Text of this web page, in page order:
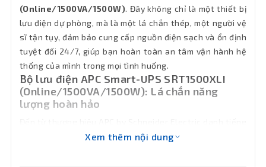
(Online/1500VA/1500W). Đây không chỉ là một thiết bị
lưu điện dự phòng, mà là một lá chắn thép, một người vệ
sĩ tận tụy, đảm bảo cung cấp nguồn điện sạch và ổn định
tuyệt đối 24/7, giúp bạn hoàn toàn an tâm vận hành hệ
thống của mình trong mọi tình huống.
Bộ lưu điện APC Smart-UPS SRT1500XLI
(Online/1500VA/1500W): Lá chắn năng
lượng hoàn hảo
toàn cầu, SRT1500XLI là một trong những model UPS
Xem thêm nội dung